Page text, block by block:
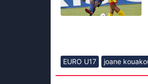
EURO U17 joane